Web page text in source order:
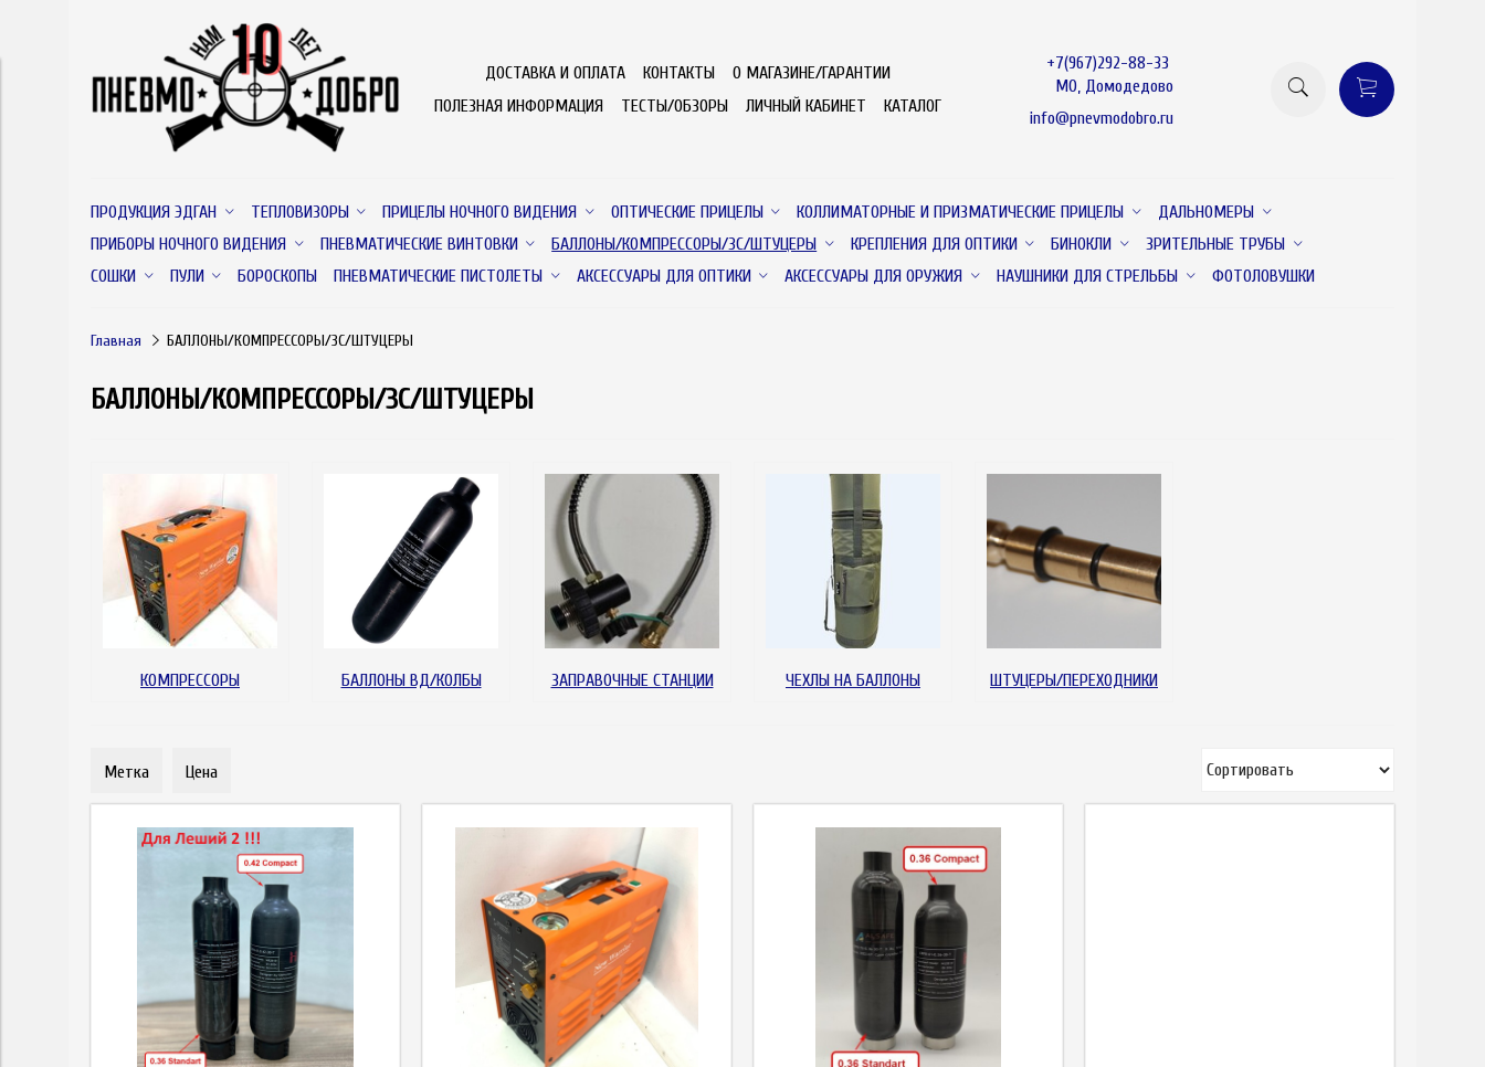
ДОСТАВКА И ОПЛАТА КОНТАКТЫ
О МАГАЗИНЕ/ГАРАНТИИ
ПОЛЕЗНАЯ ИНФОРМАЦИЯ
ТЕСТЫ/ОБЗОРЫ ЛИЧНЫЙ КАБИНЕТ КАТАЛОГ
+7(967)292-88-33
МО, Домодедово
info@pnevmodobro.ru
ПРОДУКЦИЯ ЭДГАН ТЕПЛОВИЗОРЫ ПРИЦЕЛЫ НОЧНОГО ВИДЕНИЯ ОПТИЧЕСКИЕ ПРИЦЕЛЫ КОЛЛИМАТОРНЫЕ И ПРИЗМАТИЧЕСКИЕ ПРИЦЕЛЫ
ДАЛЬНОМЕРЫ
ПРИБОРЫ НОЧНОГО ВИДЕНИЯ
ПНЕВМАТИЧЕСКИЕ ВИНТОВКИ БАЛЛОНЫ/КОМПРЕССОРЫ/ЗС/ШТУЦЕРЫ КРЕПЛЕНИЯ ДЛЯ ОПТИКИ БИНОКЛИ
ЗРИТЕЛЬНЫЕ ТРУБЫ
СОШКИ
ПУЛИ БОРОСКОПЫ ПНЕВМАТИЧЕСКИЕ ПИСТОЛЕТЫ АКСЕССУАРЫ ДЛЯ ОПТИКИ АКСЕССУАРЫ ДЛЯ ОРУЖИЯ НАУШНИКИ ДЛЯ СТРЕЛЬБЫ ФОТОЛОВУШКИ
Главная БАЛЛОНЫ/КОМПРЕССОРЫ/ЗС/ШТУЦЕРЫ
БАЛЛОНЫ/КОМПРЕССОРЫ/ЗС/ШТУЦЕРЫ
КОМПРЕССОРЫ БАЛЛОНЫ ВД/КОЛБЫ ЗАПРАВОЧНЫЕ СТАНЦИИ ЧЕХЛЫ НА БАЛЛОНЫ ШТУЦЕРЫ/ПЕРЕХОДНИКИ
Метка Цена